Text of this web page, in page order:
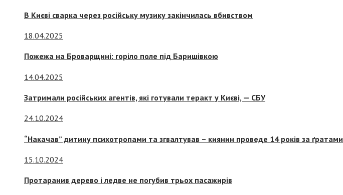
В Києві сварка через російську музику закінчилась вбивством
18.04.2025
Пожежа на Броварщині: горіло поле під Баришівкою
14.04.2025
Затримали російських агентів, які готували теракт у Києві, — СБУ
24.10.2024
“Накачав” дитину психотропами та згвалтував – киянин проведе 14 років за ґратами
15.10.2024
Протаранив дерево і ледве не погубив трьох пасажирів